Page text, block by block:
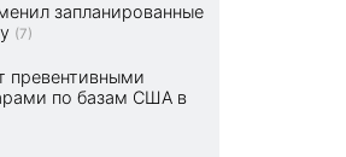
запланированные
(7)
превентивными
по базам США в